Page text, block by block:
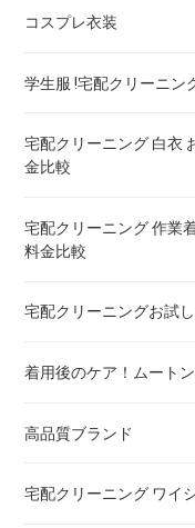
の違いも
トゥルースリーパー
ウェイトブランケッ
重い布団の洗い方 ! 洗
コスプレ衣装
学生服 !宅配クリーニン
宅配クリーニング 白衣
金比較
宅配クリーニング 作業
料金比較
宅配クリーニングお試
着用後のケア！ムート
高品質ブランド
ブランドスーツ！宅
宅配クリーニング ワイ